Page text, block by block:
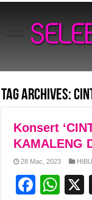
Tag Archives:
Konsert
KAMALENG
28 Mac, 2023
F
W